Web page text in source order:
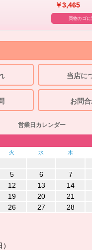
￥3,465
買物カゴに
当店に
お問
営業日カレンダー
火 水 木
5 6 7
12 13 14
19 20 21
26 27 28